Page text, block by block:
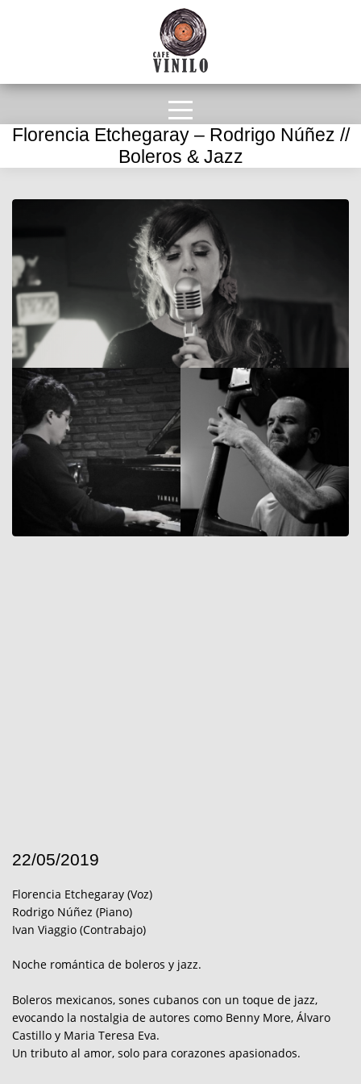
Florencia Etchegaray – Rodrigo Núñez //
Boleros & Jazz
22/05/2019
Florencia Etchegaray (Voz)
Rodrigo Núñez (Piano)
Ivan Viaggio (Contrabajo)
Noche romántica de boleros y jazz.
Boleros mexicanos, sones cubanos con un toque de jazz,
evocando la nostalgia de autores como Benny More, Álvaro
Castillo y Maria Teresa Eva.
Un tributo al amor, solo para corazones apasionados.